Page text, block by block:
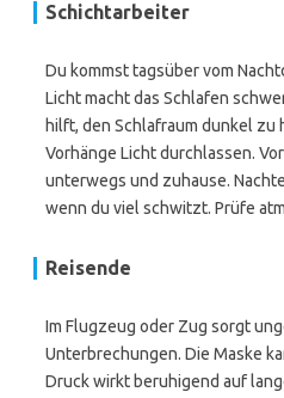
Schichtarbeiter
Du kommst tagsüber vom
Licht macht das Schlafen
hilft, den Schlafraum dunkel zu
Vorhänge Licht durchlassen.
unterwegs und zuhause.
wenn du viel schwitzt. Prüfe
Reisende
Im Flugzeug oder Zug sorgt
Unterbrechungen. Die Maske
Druck wirkt beruhigend auf